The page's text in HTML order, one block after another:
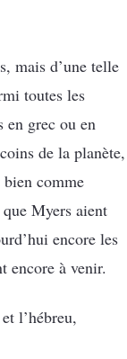
mais d’une telle
toutes les
en grec ou en
de la planète,
bien comme
Myers aient
encore les
encore à venir.
l’hébreu,